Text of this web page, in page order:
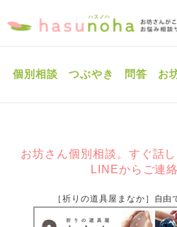
個別相談 つぶやき 問答 お
お坊さん個別相談。すぐ話
LINEからご連
［祈りの道具屋まなか］自